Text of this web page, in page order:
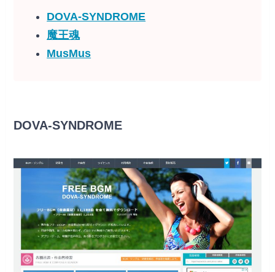
DOVA-SYNDROME
魔王魂
MusMus
DOVA-SYNDROME